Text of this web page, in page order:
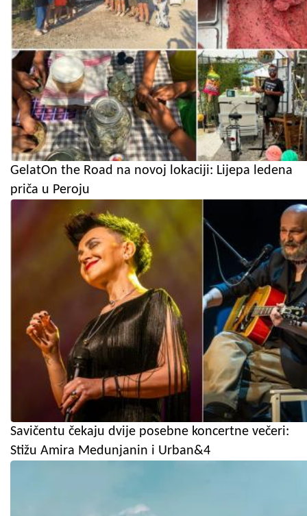
GelatOn the Road na novoj lokaciji: Lijepa ledena
priča u Peroju
Savičentu čekaju dvije posebne koncertne večeri:
Stižu Amira Medunjanin i Urban&4